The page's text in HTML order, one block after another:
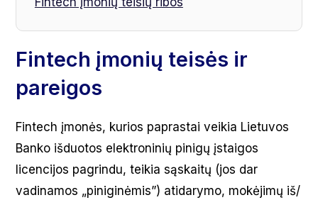
Fintech įmonių teisės ir
pareigos
Fintech įmonės, kurios paprastai veikia Lietuvos
Banko išduotos elektroninių pinigų įstaigos
licencijos pagrindu, teikia sąskaitų (jos dar
vadinamos „piniginėmis”) atidarymo, mokėjimų iš/